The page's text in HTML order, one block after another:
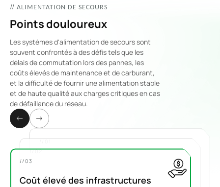
// ALIMENTATION DE SECOURS
Points douloureux
Les systèmes d'alimentation de secours sont
souvent confrontés à des défis tels que les
délais de commutation lors des pannes, les
coûts élevés de maintenance et de carburant,
et la difficulté de fournir une alimentation stable
et de haute qualité aux charges critiques en cas
de défaillance du réseau.
électrique
//02
//03
Coût élevé des infrastructures